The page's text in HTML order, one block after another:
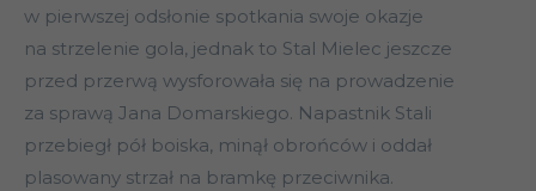
w pierwszej odsłonie spotkania swoje okazje
na strzelenie gola, jednak to Stal Mielec jeszcze
przed przerwą wysforowała się na prowadzenie
za sprawą Jana Domarskiego. Napastnik Stali
przebiegł pół boiska, minął obrońców i oddał
plasowany strzał na bramkę przeciwnika.